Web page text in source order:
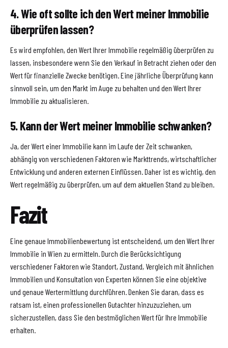
4. Wie oft sollte ich den Wert meiner Immobilie
überprüfen lassen?
Es wird empfohlen, den Wert Ihrer Immobilie regelmäßig überprüfen zu
lassen, insbesondere wenn Sie den Verkauf in Betracht ziehen oder den
Wert für finanzielle Zwecke benötigen. Eine jährliche Überprüfung kann
sinnvoll sein, um den Markt im Auge zu behalten und den Wert Ihrer
Immobilie zu aktualisieren.
5. Kann der Wert meiner Immobilie schwanken?
Ja, der Wert einer Immobilie kann im Laufe der Zeit schwanken,
abhängig von verschiedenen Faktoren wie Markttrends, wirtschaftlicher
Entwicklung und anderen externen Einflüssen. Daher ist es wichtig, den
Wert regelmäßig zu überprüfen, um auf dem aktuellen Stand zu bleiben.
Fazit
Eine genaue Immobilienbewertung ist entscheidend, um den Wert Ihrer
Immobilie in Wien zu ermitteln. Durch die Berücksichtigung
verschiedener Faktoren wie Standort, Zustand, Vergleich mit ähnlichen
Immobilien und Konsultation von Experten können Sie eine objektive
und genaue Wertermittlung durchführen. Denken Sie daran, dass es
ratsam ist, einen professionellen Gutachter hinzuzuziehen, um
sicherzustellen, dass Sie den bestmöglichen Wert für Ihre Immobilie
erhalten.